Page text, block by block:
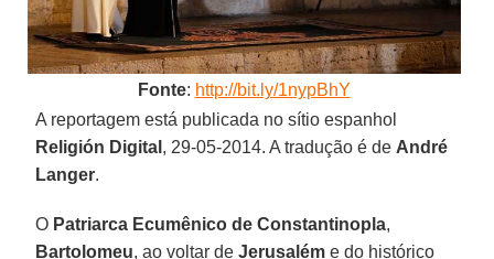
Fonte: http://bit.ly/1nypBhY
A reportagem está publicada no sítio espanhol
Religión Digital , 29-05-2014. A tradução é de André
Langer.
O Patriarca Ecumênico de Constantinopla,
Bartolomeu, ao voltar deJerusalém e do histórico